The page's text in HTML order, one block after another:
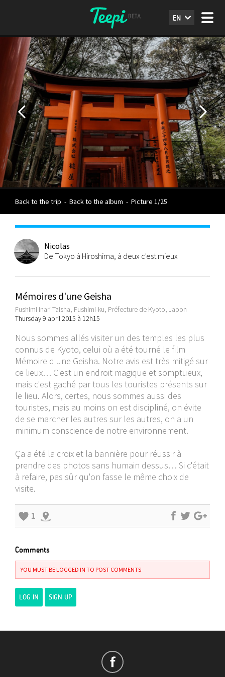
EN
Back to the trip - Back to the album - Picture 1/25
Nicolas
De Tokyo à Hiroshima, à deux c'est mieux
Mémoires d'une Geisha
Fushimi Inari Taisha, Fushimi-ku, Préfecture de Kyoto, Japon
Thursday 9 april 2015 à 12h15
Nous sommes allés visiter un des temples les plus
connus de Kyoto, celui où a été tourné le film
Mémoire d'une Geisha. Notre avis est très mitigé sur
ce lieux… C'est un endroit magique et somptueux,
mais c'est gaché par tous les touristes présents sur
le lieu. Alors, certes, nous sommes aussi des
touristes, mais au moins on est discipliné, on évite
de se marcher les autres sur les autres, on a un
minimum conscience de notre environnement.
Ça a été la croix et la bannière pour réussir à
prendre des photos sans humain dessus… Si c'était
à refaire, pas sûr qu'on fasse le même choix de
visite.
1
Comments
YOU MUST BE LOGGED IN TO POST COMMENTS
LOG IN SIGN UP